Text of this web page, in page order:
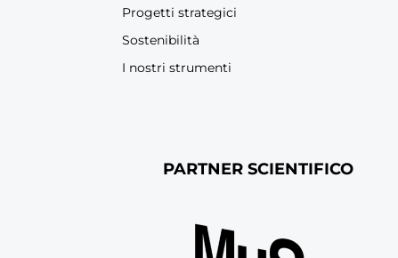
Progetti strategici
Sostenibilità
I nostri strumenti
PARTNER SCIENTIFICO